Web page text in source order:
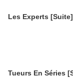
Les Experts [Suite]
Tueurs En Séries